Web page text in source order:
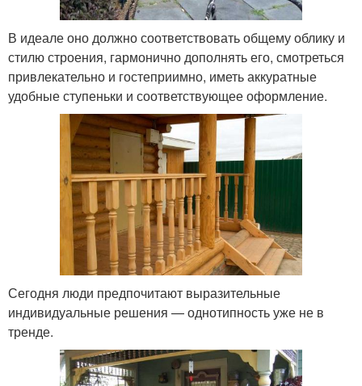
В идеале оно должно соответствовать общему облику и
стилю строения, гармонично дополнять его, смотреться
привлекательно и гостеприимно, иметь аккуратные
удобные ступеньки и соответствующее оформление.
Сегодня люди предпочитают выразительные
индивидуальные решения — однотипность уже не в
тренде.